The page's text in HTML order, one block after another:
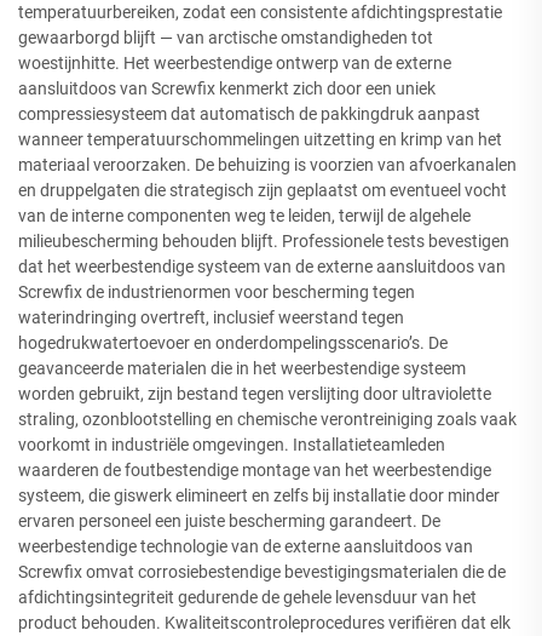
temperatuurbereiken, zodat een consistente afdichtingsprestatie
gewaarborgd blijft — van arctische omstandigheden tot
woestijnhitte. Het weerbestendige ontwerp van de externe
aansluitdoos van Screwfix kenmerkt zich door een uniek
compressiesysteem dat automatisch de pakkingdruk aanpast
wanneer temperatuurschommelingen uitzetting en krimp van het
materiaal veroorzaken. De behuizing is voorzien van afvoerkanalen
en druppelgaten die strategisch zijn geplaatst om eventueel vocht
van de interne componenten weg te leiden, terwijl de algehele
milieubescherming behouden blijft. Professionele tests bevestigen
dat het weerbestendige systeem van de externe aansluitdoos van
Screwfix de industrienormen voor bescherming tegen
waterindringing overtreft, inclusief weerstand tegen
hogedrukwatertoevoer en onderdompelingsscenario’s. De
geavanceerde materialen die in het weerbestendige systeem
worden gebruikt, zijn bestand tegen verslijting door ultraviolette
straling, ozonblootstelling en chemische verontreiniging zoals vaak
voorkomt in industriële omgevingen. Installatieteamleden
waarderen de foutbestendige montage van het weerbestendige
systeem, die giswerk elimineert en zelfs bij installatie door minder
ervaren personeel een juiste bescherming garandeert. De
weerbestendige technologie van de externe aansluitdoos van
Screwfix omvat corrosiebestendige bevestigingsmaterialen die de
afdichtingsintegriteit gedurende de gehele levensduur van het
product behouden. Kwaliteitscontroleprocedures verifiëren dat elk